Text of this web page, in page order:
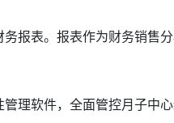
报表。报表作为财务销售
理软件，全面管控月子中